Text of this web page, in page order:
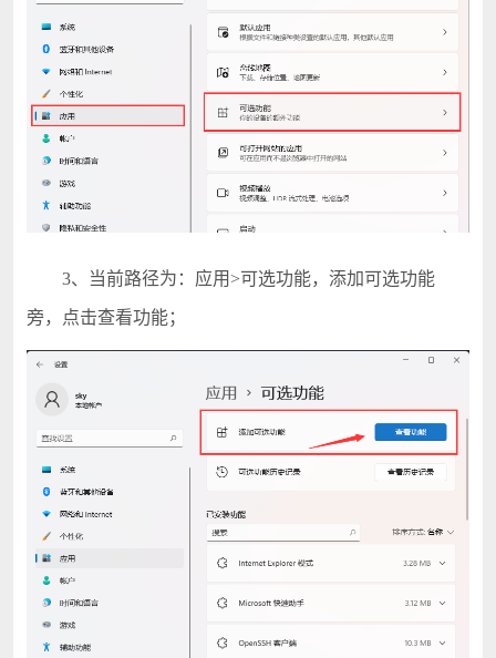
3、当前路径为：应用>可选功能，添加可选功能
旁，点击查看功能；